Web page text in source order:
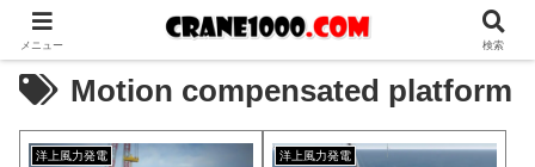
Motion compensated platform
洋上風力発電 洋上風力発電
メニュー 検索